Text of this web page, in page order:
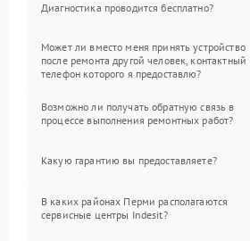
Диагностика проводится бесплатно?
Может ли вместо меня принять устройство
после ремонта другой человек, контактный
телефон которого я предоставлю?
Возможно ли получать обратную связь в
процессе выполнения ремонтных работ?
Какую гарантию вы предоставляете?
В каких районах Перми располагаются
сервисные центры Indesit?